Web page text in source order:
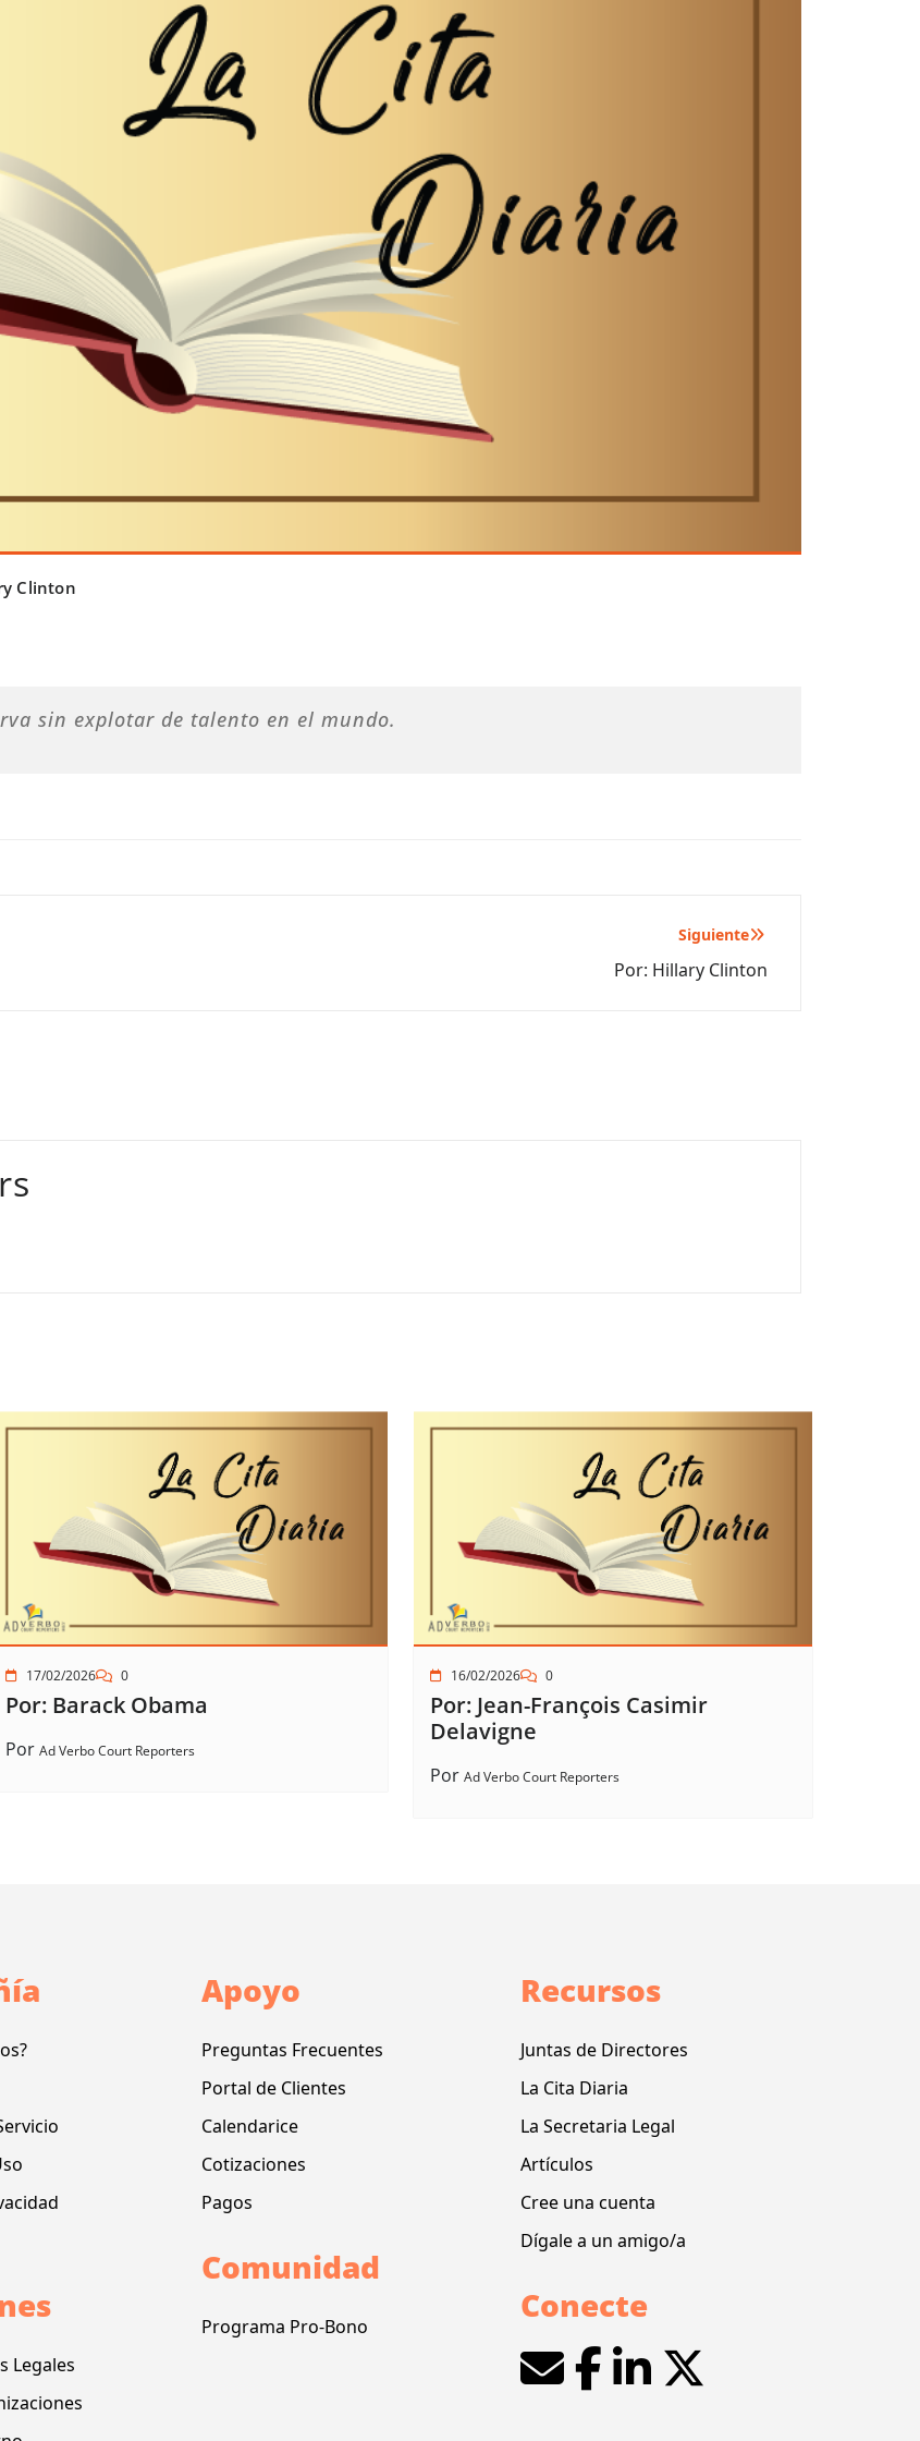
Clinton
sin explotar de talento en el mundo.
Siguiente
Por: Hillary Clinton
17/02/2026 0
Por: Barack Obama
Por Ad Verbo Court Reporters
16/02/2026 0
Por: Jean-François Casimir
Delavigne
Por Ad Verbo Court Reporters
Legales
Apoyo
Preguntas Frecuentes
Portal de Clientes
Calendarice
Cotizaciones
Pagos
Comunidad
Programa Pro-Bono
Recursos
Juntas de Directores
La Cita Diaria
La Secretaria Legal
Artículos
Cree una cuenta
Dígale a un amigo/a
Conecte